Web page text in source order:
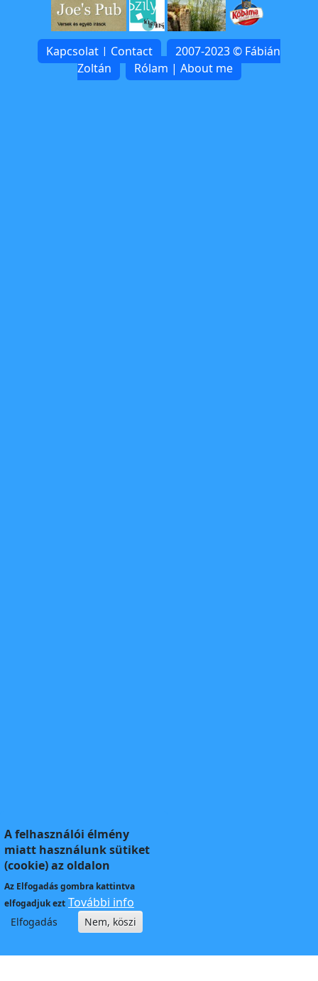
Kapcsolat | Contact
2007-2023 © Fábián
Zoltán
Rólam | About me
A felhasználói élmény
miatt használunk sütiket
(cookie) az oldalon
Az Elfogadásgombra kattintva
elfogadjuk ezt További info
Elfogadás Nem, köszi